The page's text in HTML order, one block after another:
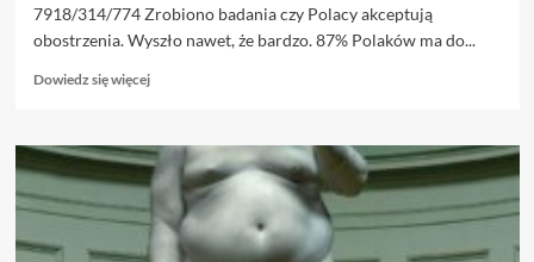
7918/314/774 Zrobiono badania czy Polacy akceptują
obostrzenia. Wyszło nawet, że bardzo. 87% Polaków ma do...
Dowiedz się więcejDowiedz
o
16.04.
Wróciły
zwierzęta